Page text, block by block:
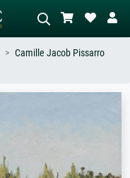
Camille Jacob Pissarro